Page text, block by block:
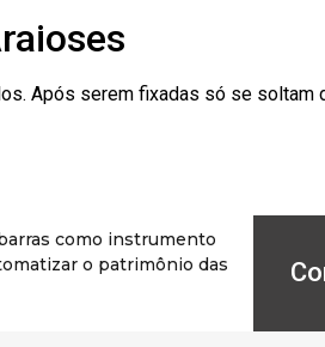
Após serem fixadas só se
como instrumento
o patrimônio das